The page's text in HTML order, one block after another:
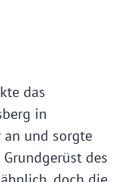
das
in
an und sorgte
des